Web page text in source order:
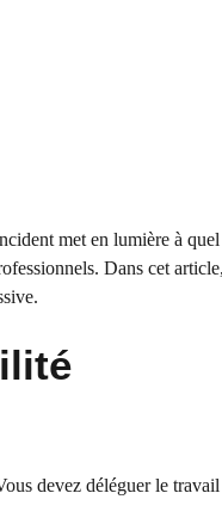
met en lumière à
Dans cet
devez déléguer le